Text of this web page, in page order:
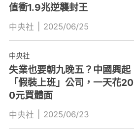
值衝1.9兆逆襲封王
中央社 2025/06/25
中央社
失業也要朝九晚五？中國興起
「假裝上班」公司，一天花20
0元買體面
中央社 2025/06/23